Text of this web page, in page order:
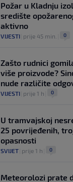
Požar u Kladnju
središte
aktivno
VIJESTI prije 45 min. 0
Zašto rudnici
više proizvode?
nude različite
VIJESTI prije 1 h 0
U tramvajskoj
25 povrijeđenih,
opasnosti
SVIJET prije 1 h 0
Meteorolozi prate